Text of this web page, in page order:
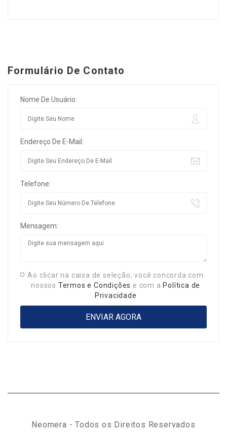
Formulário De Contato
Nome De Usuário:
Endereço De E-Mail:
Telefone:
Mensagem:
Ao clicar na caixa de seleção, você concorda com
nossos Termos e Condições e com a Política de
Privacidade
Neomera - Todos os Direitos Reservados